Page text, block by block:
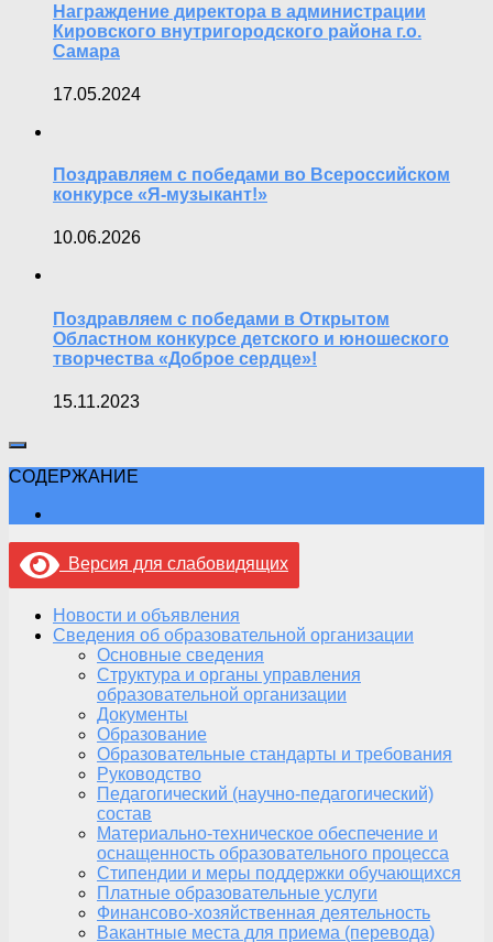
Награждение директора в администрации
Кировского внутригородского района г.о.
Самара
17.05.2024
Поздравляем с победами во Всероссийском
конкурсе «Я-музыкант!»
10.06.2026
Поздравляем с победами в Открытом
Областном конкурсе детского и юношеского
творчества «Доброе сердце»!
15.11.2023
СОДЕРЖАНИЕ
Версия для слабовидящих
Новости и объявления
Сведения об образовательной организации
Основные сведения
Структура и органы управления
образовательной организации
Документы
Образование
Образовательные стандарты и требования
Руководство
Педагогический (научно-педагогический)
состав
Материально-техническое обеспечение и
оснащенность образовательного процесса
Стипендии и меры поддержки обучающихся
Платные образовательные услуги
Финансово-хозяйственная деятельность
Вакантные места для приема (перевода)